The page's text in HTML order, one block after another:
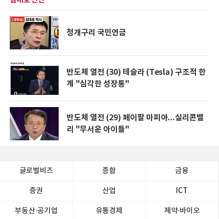
청개구리 국민연금
반도체 열전 (30) 테슬라 (Tesla) 구조적 한
계 "심각한 성장통"
반도체 열전 (29) 페이팔 마피아...실리콘밸
리 "무서운 아이들"
글로벌비즈 종합 금융
증권 산업 ICT
부동산·공기업 유통경제 제약∙바이오